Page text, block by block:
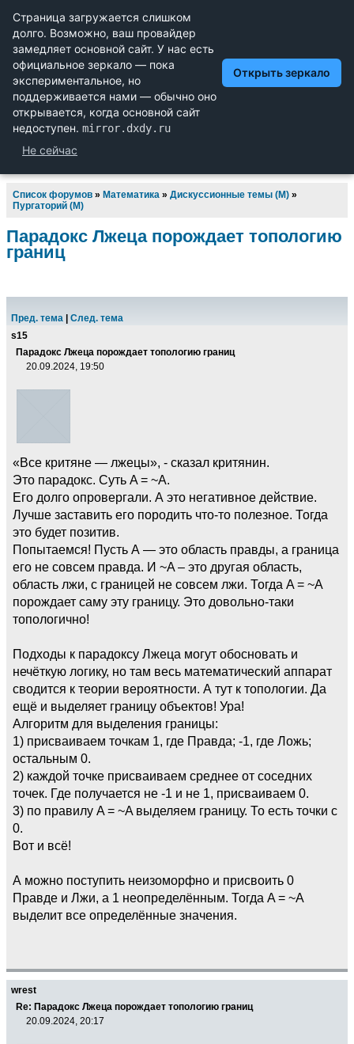
Научный форум dxdy
Математика, Физика, Computer Science, Machine Learning,
LaTeX, Механика и Техника, Химия,
Биология и Медицина, Экономика и Финансовая
Математика, Гуманитарные науки
Список форумов » Математика » Дискуссионные темы (М) »
Пургаторий (М)
Парадокс Лжеца порождает топологию
границ
Пред. тема
След. тема
s15
Парадокс Лжеца порождает топологию границ
20.09.2024, 19:50
«Все критяне — лжецы», - сказал критянин.
Это парадокс. Суть A = ~A.
Его долго опровергали. А это негативное действие.
Лучше заставить его породить что-то полезное. Тогда
это будет позитив.
Попытаемся! Пусть А — это область правды, а граница
его не совсем правда. И ~A – это другая область,
область лжи, с границей не совсем лжи. Тогда A = ~A
порождает саму эту границу. Это довольно-таки
топологично!
Подходы к парадоксу Лжеца могут обосновать и
нечёткую логику, но там весь математический аппарат
сводится к теории вероятности. А тут к топологии. Да
ещё и выделяет границу объектов! Ура!
Алгоритм для выделения границы:
1) присваиваем точкам 1, где Правда; -1, где Ложь;
остальным 0.
2) каждой точке присваиваем среднее от соседних
точек. Где получается не -1 и не 1, присваиваем 0.
3) по правилу A = ~A выделяем границу. То есть точки с
0.
Вот и всё!
А можно поступить неизоморфно и присвоить 0
Правде и Лжи, а 1 неопределённым. Тогда A = ~A
выделит все определённые значения.
wrest
Re: Парадокс Лжеца порождает топологию границ
20.09.2024, 20:17